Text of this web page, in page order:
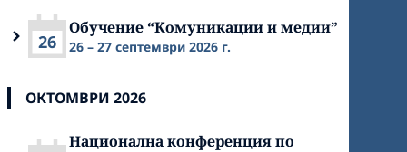
26
Обучение “Комуникации и медии”
26 – 27 септември 2026 г.
ОКТОМВРИ 2026
Национална конференция по